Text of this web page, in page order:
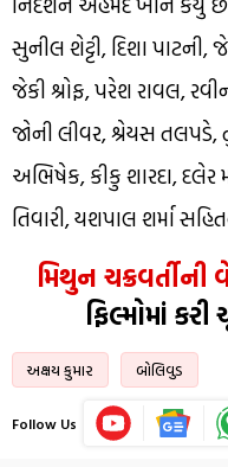
સુનીલ શેટ્ટી, દિશા
જેકી શ્રોફ, પરેશ રાવલ,
જોની લીવર, શ્રેયસ તલપડે,
અભિષેક, કીકુ શારદા,
તિવારી, યશપાલ શર્મા
મિથુન
ફિલ્મોમાં
અક્ષય કુમાર બોલિવુડ
Follow Us